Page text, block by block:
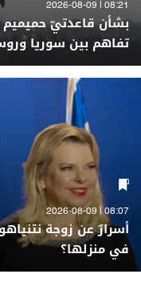
08:21 | 2026-08-09
بشأن قاعدتيّ
تفاهم بين سوريا
08:07 | 2026-08-09
أسرارٌ عن زوجة
في منزلها؟